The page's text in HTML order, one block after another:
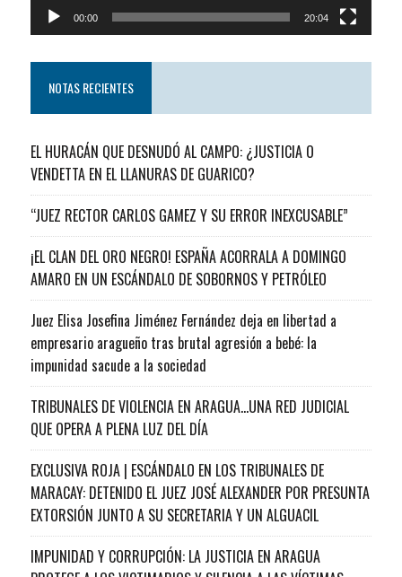
00:00 20:04
NOTAS RECIENTES
EL HURACÁN QUE DESNUDÓ AL CAMPO: ¿JUSTICIA O
VENDETTA EN EL LLANURAS DE GUARICO?
“JUEZ RECTOR CARLOS GAMEZ Y SU ERROR INEXCUSABLE”
¡EL CLAN DEL ORO NEGRO! ESPAÑA ACORRALA A DOMINGO
AMARO EN UN ESCÁNDALO DE SOBORNOS Y PETRÓLEO
Juez Elisa Josefina Jiménez Fernández deja en libertad a
empresario aragueño tras brutal agresión a bebé: la
impunidad sacude a la sociedad
TRIBUNALES DE VIOLENCIA EN ARAGUA…UNA RED JUDICIAL
QUE OPERA A PLENA LUZ DEL DÍA
EXCLUSIVA ROJA | ESCÁNDALO EN LOS TRIBUNALES DE
MARACAY: DETENIDO EL JUEZ JOSÉ ALEXANDER POR PRESUNTA
EXTORSIÓN JUNTO A SU SECRETARIA Y UN ALGUACIL
IMPUNIDAD Y CORRUPCIÓN: LA JUSTICIA EN ARAGUA